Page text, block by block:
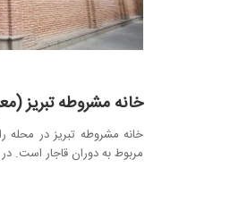
خانه مشروطه تبریز
خانه مشروطه تبریز در محله
مربوط به دوران قاجار است.